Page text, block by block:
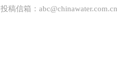
投稿信箱： abc@chinawater.com.cn